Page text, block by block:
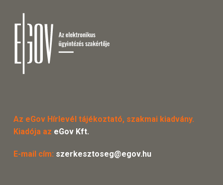
Az eGov Hírlevél tájékoztató, szakmai kiadvány.
Kiadója az eGov Kft.
E-mail cím: szerkesztoseg@egov.hu